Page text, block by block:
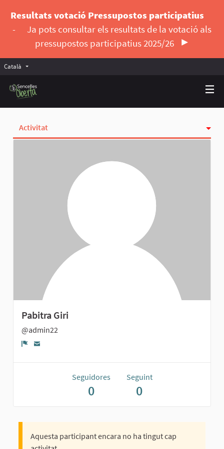
Resultats votació Pressupostos participatius
-
Ja pots consultar els resultats de la votació als
pressupostos participatius 2025/26
Català Triar la llengua
Activitat
Pabitra Giri
@admin22
Seguidores
0
Seguint
0
Aquesta participant encara no ha tingut cap